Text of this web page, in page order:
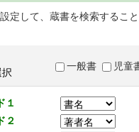
定して、蔵書を検索すること
一般書 児童
１
２